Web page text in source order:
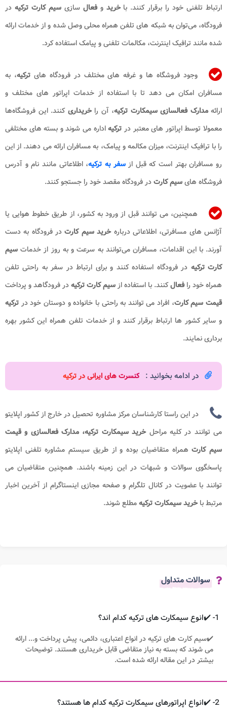
ارتباط تلفنی خود را برقرار کنند. باخرید وفعال‌سازی سیم کارت ترکیه در
فرودگاه، می‌توان به شبکه‌ های تلفن همراه محلی وصل شده و از خدمات ارائه
شده مانند ترافیک اینترنت، مکالمات تلفنی و پیامک استفاده کرد.
وجود فروشگاه‌ ها و غرفه‌ های مختلف در فرودگاه‌ هایترکیه، به
مسافران امکان می‌ دهد تا با استفاده از خدمات اپراتور های مختلف و
ارائهمدارک فعالسازی سیمکارت ترکیه، آن راخریداریکنند. این فروشگاه‌ها
معمولا توسط اپراتور های معتبر در ترکیهاداره می ‌شوند و بسته های مختلفی
را با ترافیک اینترنت، میزان مکالمه و پیامک، به مسافران ارائه می‌ دهند. از این
رو مسافران بهتر است که قبل ازسفر به ترکیه، اطلاعاتی مانند نام و آدرس
فروشگاه‌ هایسیم کارتدر فرودگاه مقصد خود را جستجو کنند.
همچنین، می ‌توانند قبل از ورود به کشور، از طریق خطوط هوایی یا
آژانس ‌های مسافرتی، اطلاعاتی دربارهخرید سیم کارت در فرودگاه به ‌دست
آورند. با این اقدامات، مسافران می‌توانند به سرعت و به ‌روز از خدمات سیم
کارت ترکیه در فرودگاه استفاده کنند و برای ارتباط در سفر به راحتی تلفن
همراه خود رافعالکنند. با استفاده ازسیم کارتترکیهدر فرودگاهد و پرداخت
قیمت سیم کارت، افراد می ‌توانند به راحتی با خانواده و دوستان خود در ترکیه
و سایر کشور ها ارتباط برقرار کنند و از خدمات تلفن همراه این کشور بهره‌
برداری نمایند.
در ادامه بخوانید : کنسرت های ایرانی در ترکیه
در این راستا کارشناسان مرکز مشاوره تحصیل در خارج از کشور اپلایتو
می توانند در کلیه مراحلخرید سیمکارت ترکیه، مدارک فعالسازی و قیمت
سیم کارتهمراه متقاضیان بوده و از طریق سیستم مشاوره تلفنی اپلایتو
پاسخگوی سوالات و شبهات در این زمینه باشند. همچنین متقاضیان می
توانند با عضویت در کانال تلگرام و صفحه مجازی اینستاگرام از آخرین اخبار
مرتبط باخرید سیمکارت ترکیهمطلع شوند.
سوالات متداول
1- ✔️انوع سیمکارت های ترکیه کدام اند؟
✔️سیم کارت های ترکیه در انواع اعتباری، دائمی، پیش پرداخت و... ارائه
می شوند که بسته به نیاز متقاضی قابل خریداری هستند. توضیحات
بیشتر در این مقاله ارائه شده است.
2- ✔️انواع اپراتورهای سیمکارت ترکیه کدام ها هستند؟